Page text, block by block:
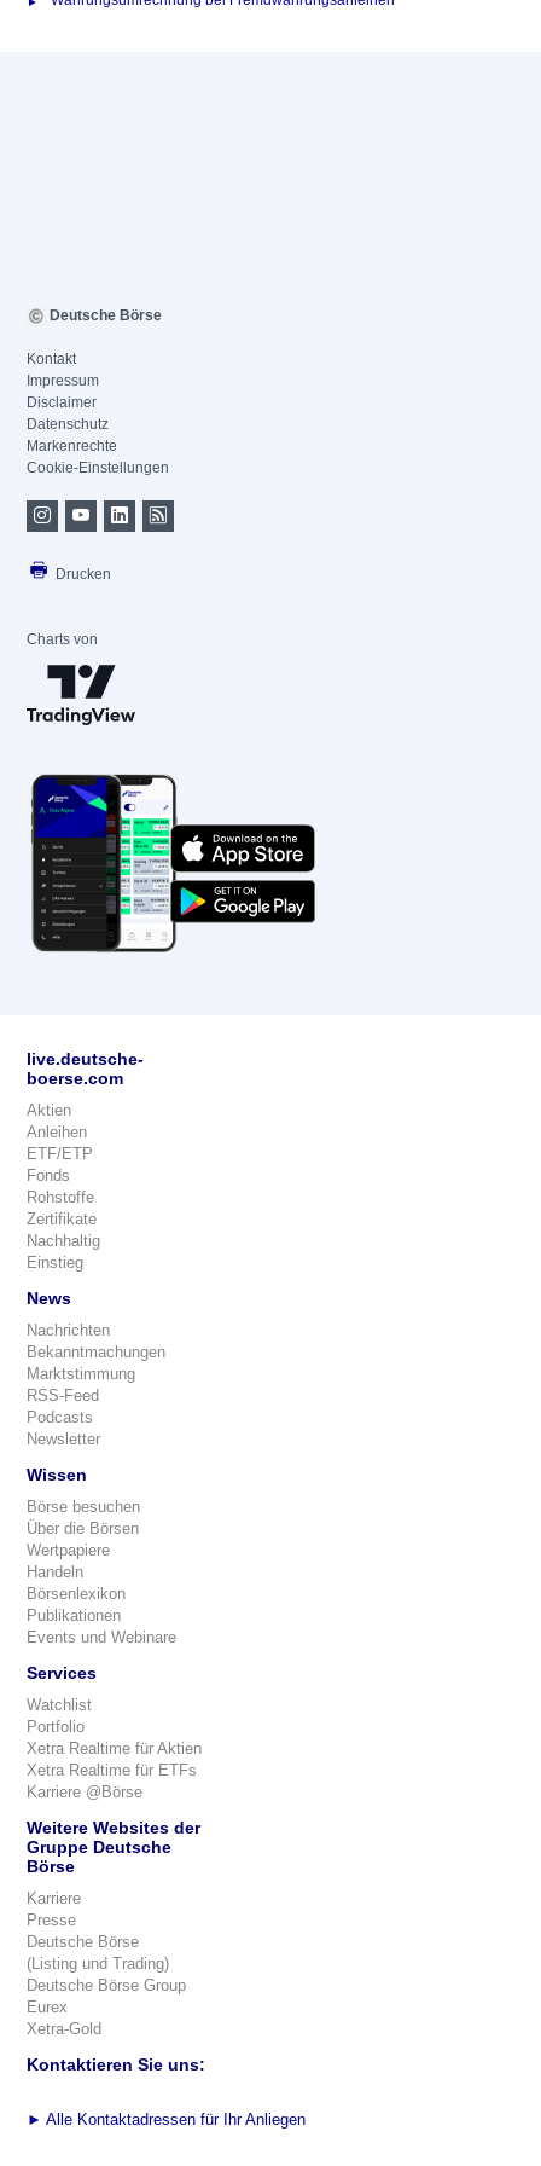
Deutsche Börse
Kontakt
Impressum
Disclaimer
Datenschutz
Markenrechte
Cookie-Einstellungen
Drucken
Charts von
live.deutsche-
boerse.com
Aktien
Anleihen
ETF/ETP
Fonds
Rohstoffe
Zertifikate
Nachhaltig
Einstieg
News
Nachrichten
Bekanntmachungen
Marktstimmung
RSS-Feed
Podcasts
Newsletter
Wissen
Börse besuchen
Über die Börsen
Wertpapiere
Handeln
Börsenlexikon
Publikationen
Events und Webinare
Services
Watchlist
Portfolio
Xetra Realtime für Aktien
Xetra Realtime für ETFs
Karriere @Börse
Weitere Websites der
Gruppe Deutsche
Börse
Karriere
Presse
Deutsche Börse
(Listing und Trading)
Deutsche Börse Group
Eurex
Xetra-Gold
Kontaktieren Sie uns:
► Alle Kontaktadressen für Ihr Anliegen